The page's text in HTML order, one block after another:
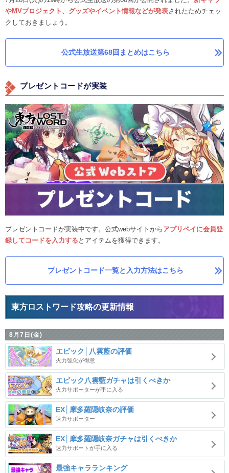
やMVプロジェクト、グッズやイベント情報などが発表されたためチェッ
クしておきましょう。
公式生放送第68回まとめはこちら
プレゼントコードが実装
プレゼントコードが実装中です。公式webサイトから アプリペイに会員登
録してコードを入力する とアイテムを獲得できます。
プレゼントコード一覧と入力方法はこちら
東方ロストワード攻略の更新情報
8月7日(金)
エピック│八雲藍の評価
火力強化が得意
エピック八雲藍ガチャは引くべきか
火力サポーターが手に入る
EX│摩多羅隠岐奈の評価
速力サポーター
EX│摩多羅隠岐奈ガチャは引くべきか
速力サポートが手に入る
最強キャラランキング